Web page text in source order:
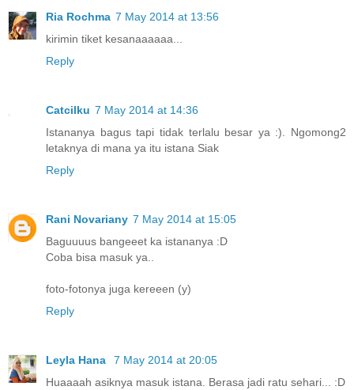
Ria Rochma 7 May 2014 at 13:56
kirimin tiket kesanaaaaaa...
Reply
Catcilku 7 May 2014 at 14:36
Istananya bagus tapi tidak terlalu besar ya :). Ngomong2
letaknya di mana ya itu istana Siak
Reply
Rani Novariany 7 May 2014 at 15:05
Baguuuus bangeeet ka istananya :D
Coba bisa masuk ya..
foto-fotonya juga kereeen (y)
Reply
Leyla Hana
7 May 2014 at 20:05
Huaaaah asiknya masuk istana. Berasa jadi ratu sehari... :D